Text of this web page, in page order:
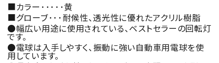
■カラー･････黄
■グローブ･･･耐候性、透光性に優れたアクリル樹脂
●幅広い用途に使用されている、ベストセラーの回転灯
です。
●電球は入手しやすく、振動に強い自動車用電球を使
用しています。